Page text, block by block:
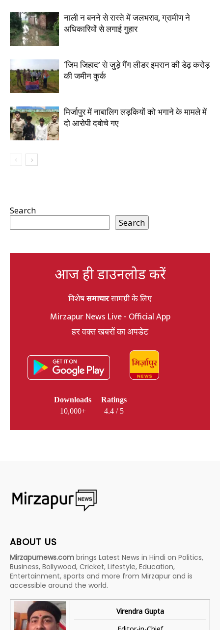
नाली न बनने से रास्ते में जलभराव, ग्रामीण ने
अधिकारियों से लगाई गुहार
‘जिम जिहाद’ से जुड़े गैंग लीडर इमरान की डेढ़ करोड़
की जमीन कुर्क
मिर्जापुर में नाबालिग लड़कियों को भगाने के मामले में
दो आरोपी दबोचे गए
Search
Search
आज ही डाउनलोड करें
विशेषसमाचारसामग्री के लिए
Mirzapur News Live - Official App
हर वक्त खबरों का अपडेट
Downloads
10,000+
Ratings
4.4 / 5
ABOUT US
Mirzapurnews.com brings Latest News in Hindi on Politics,
Business, Bollywood, Cricket, Lifestyle, Education,
Entertainment, sports and more from Mirzapur and is
accessible around the world.
Virendra Gupta